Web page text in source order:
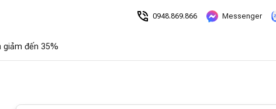
0948.869.866 Messenger
giảm đến 35%